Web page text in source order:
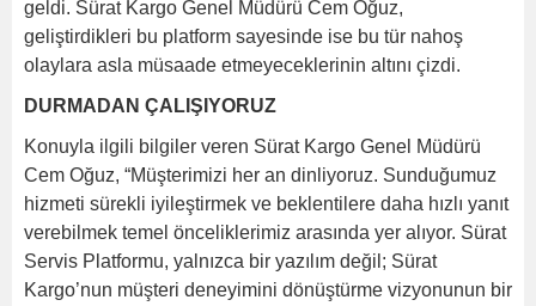
geldi. Sürat Kargo Genel Müdürü Cem Oğuz,
geliştirdikleri bu platform sayesinde ise bu tür nahoş
olaylara asla müsaade etmeyeceklerinin altını çizdi.
DURMADAN ÇALIŞIYORUZ
Konuyla ilgili bilgiler veren Sürat Kargo Genel Müdürü
Cem Oğuz, “Müşterimizi her an dinliyoruz. Sunduğumuz
hizmeti sürekli iyileştirmek ve beklentilere daha hızlı yanıt
verebilmek temel önceliklerimiz arasında yer alıyor. Sürat
Servis Platformu, yalnızca bir yazılım değil; Sürat
Kargo’nun müşteri deneyimini dönüştürme vizyonunun bir